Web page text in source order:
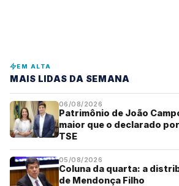
EM ALTA
MAIS LIDAS DA SEMANA
06/08/2026
Patrimônio de João
maior que o declarado
TSE
05/08/2026
Coluna da quarta: a
de Mendonça Filho